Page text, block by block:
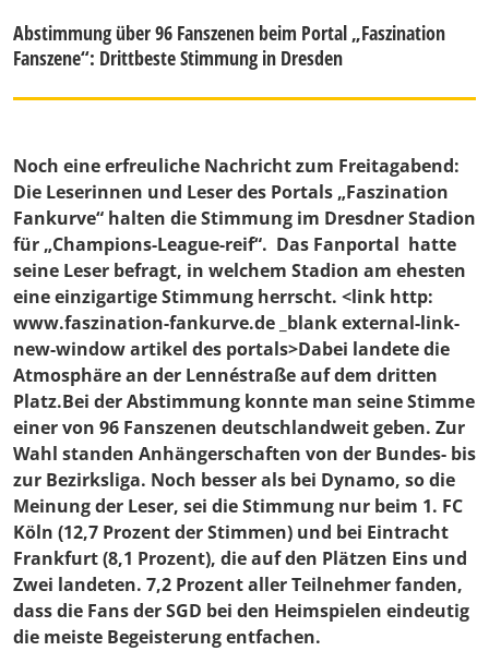
Abstimmung über 96 Fanszenen beim Portal „Faszination
Fanszene“: Drittbeste Stimmung in Dresden
Noch eine erfreuliche Nachricht zum Freitagabend:
Die Leserinnen und Leser des Portals „Faszination
Fankurve“ halten die Stimmung im Dresdner Stadion
für „Champions-League-reif“. Das Fanportal hatte
seine Leser befragt, in welchem Stadion am ehesten
eine einzigartige Stimmung herrscht. <link http:
www.faszination-fankurve.de _blank external-link-
new-window artikel des portals>Dabei landete die
Atmosphäre an der Lennéstraße auf dem dritten
Platz.Bei der Abstimmung konnte man seine Stimme
einer von 96 Fanszenen deutschlandweit geben. Zur
Wahl standen Anhängerschaften von der Bundes- bis
zur Bezirksliga. Noch besser als bei Dynamo, so die
Meinung der Leser, sei die Stimmung nur beim 1. FC
Köln (12,7 Prozent der Stimmen) und bei Eintracht
Frankfurt (8,1 Prozent), die auf den Plätzen Eins und
Zwei landeten. 7,2 Prozent aller Teilnehmer fanden,
dass die Fans der SGD bei den Heimspielen eindeutig
die meiste Begeisterung entfachen.